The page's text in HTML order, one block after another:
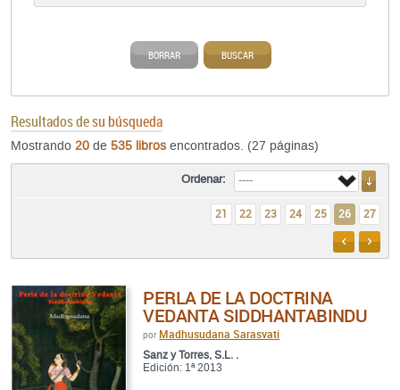
BORRAR BUSCAR
Resultados desu búsqueda
Mostrando 20 de 535 libros encontrados. (27 páginas)
Ordenar:
21 22 23 24 25 26 27
PERLA DE LA DOCTRINA
VEDANTA SIDDHANTABINDU
por Madhusudana Sarasvati
Sanz y Torres, S.L. .
Edición: 1ª 2013